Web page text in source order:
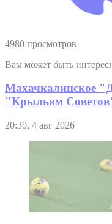
4980 просмотров
Вам может быть
Махачкалинское
"Крыльям
20:30, 4 авг 2026